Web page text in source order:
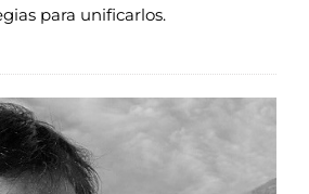
para unificarlos.